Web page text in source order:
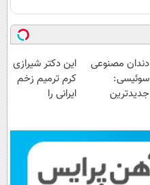
دندان مصنوعی
سوئیسی:
جدیدترین
پرداخت قسطی
این دکتر شیرازی
کرم ترمیم زخم
ایرانی را